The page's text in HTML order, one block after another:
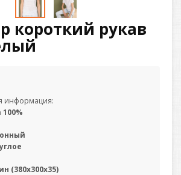
короткий рукав
информация:
(380х300х35)